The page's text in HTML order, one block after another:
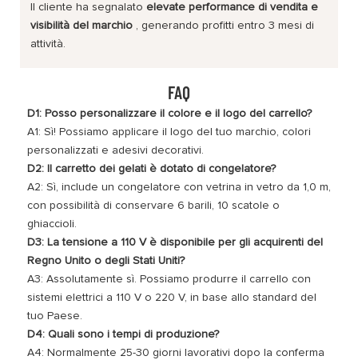
Il cliente ha segnalato elevate performance di vendita e
visibilità del marchio , generando profitti entro 3 mesi di
attività.
FAQ
D1: Posso personalizzare il colore e il logo del carrello?
A1: Sì! Possiamo applicare il logo del tuo marchio, colori
personalizzati e adesivi decorativi.
D2: Il carretto dei gelati è dotato di congelatore?
A2: Sì, include un congelatore con vetrina in vetro da 1,0 m,
con possibilità di conservare 6 barili, 10 scatole o
ghiaccioli.
D3: La tensione a 110 V è disponibile per gli acquirenti del
Regno Unito o degli Stati Uniti?
A3: Assolutamente sì. Possiamo produrre il carrello con
sistemi elettrici a 110 V o 220 V, in base allo standard del
tuo Paese.
D4: Quali sono i tempi di produzione?
A4: Normalmente 25-30 giorni lavorativi dopo la conferma